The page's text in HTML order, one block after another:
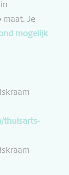
maat. Je
mogelijk
thuisarts-